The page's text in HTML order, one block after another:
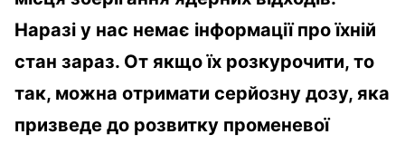
Наразі у нас немає інформації про їхній
стан зараз. От якщо їх розкурочити, то
так, можна отримати серйозну дозу, яка
призведе до розвитку променевої